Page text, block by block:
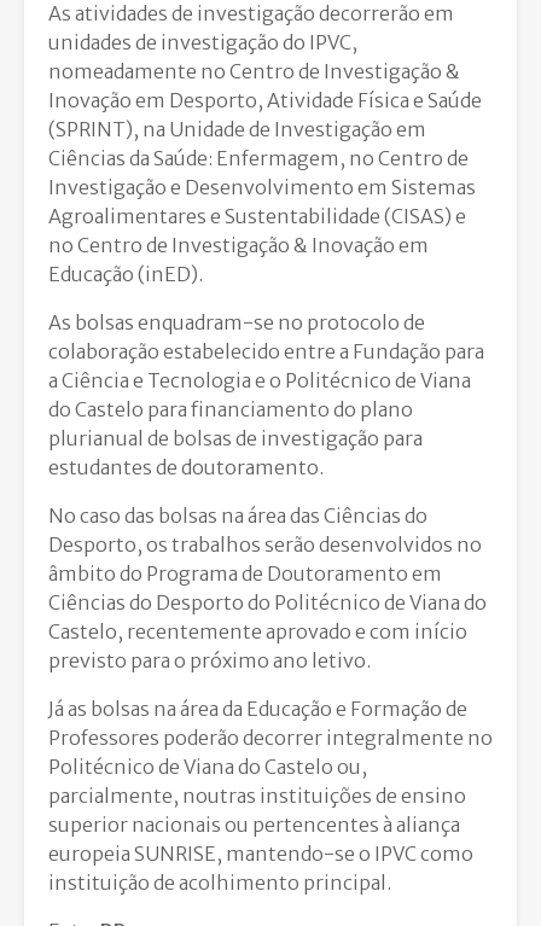
As atividades de investigação decorrerão em
unidades de investigação do IPVC,
nomeadamente no Centro de Investigação &
Inovação em Desporto, Atividade Física e Saúde
(SPRINT), na Unidade de Investigação em
Ciências da Saúde: Enfermagem, no Centro de
Investigação e Desenvolvimento em Sistemas
Agroalimentares e Sustentabilidade (CISAS) e
no Centro de Investigação & Inovação em
Educação (inED).
As bolsas enquadram-se no protocolo de
colaboração estabelecido entre a Fundação para
a Ciência e Tecnologia e o Politécnico de Viana
do Castelo para financiamento do plano
plurianual de bolsas de investigação para
estudantes de doutoramento.
No caso das bolsas na área das Ciências do
Desporto, os trabalhos serão desenvolvidos no
âmbito do Programa de Doutoramento em
Ciências do Desporto do Politécnico de Viana do
Castelo, recentemente aprovado e com início
previsto para o próximo ano letivo.
Já as bolsas na área da Educação e Formação de
Professores poderão decorrer integralmente no
Politécnico de Viana do Castelo ou,
parcialmente, noutras instituições de ensino
superior nacionais ou pertencentes à aliança
europeia SUNRISE, mantendo-se o IPVC como
instituição de acolhimento principal.